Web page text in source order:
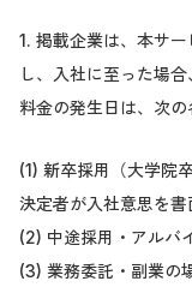
1. 掲載企業は、本サ
し、入社に至った場
料金の発生日は、次の
(1) 新卒採用（大学院
決定者が入社意思を書
(2) 中途採用・アルバ
(3) 業務委託・副業の